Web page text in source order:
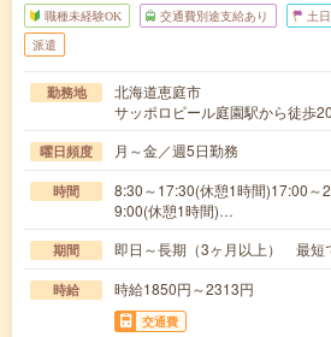
職種未経験OK 交通費別途支給あり 土
派遣
勤務地
北海道恵庭市
サッポロビール庭園駅から徒歩
曜日頻度 月～金／週5日勤務
時間
8:30～17:30(休憩1時間)17:00～
9:00(休憩1時間)…
期間 即日～長期（3ヶ月以上） 最短
時給 時給1850円～2313円
交通費